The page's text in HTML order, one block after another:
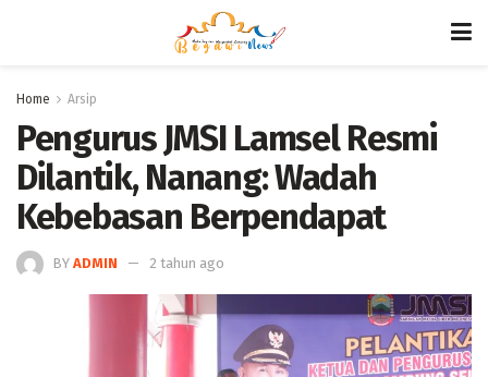
Home Arsip
Pengurus JMSI Lamsel Resmi
Dilantik, Nanang: Wadah
Kebebasan Berpendapat
BY ADMIN 2 tahun ago